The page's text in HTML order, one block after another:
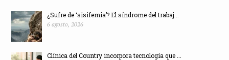
¿Sufre de ‘sisifemia’? El síndrome del trabaj...
6 agosto, 2026
Clínica del Country incorpora tecnología que ...